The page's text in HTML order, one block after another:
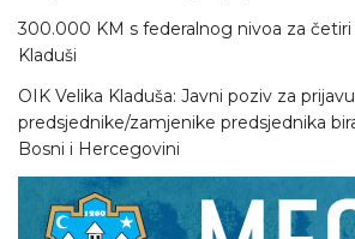
300.000 KM s federalnog nivoa za četiri
Kladuši
OIK Velika Kladuša: Javni poziv za
predsjednike/zamjenike predsjednika
Bosni i Hercegovini